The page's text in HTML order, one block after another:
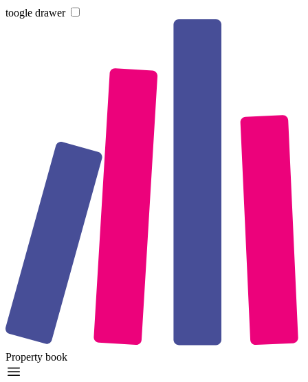
toogle drawer
Property book